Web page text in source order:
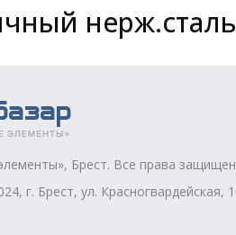
Брест. Все права
г. Брест, ул. Красногвардейская,